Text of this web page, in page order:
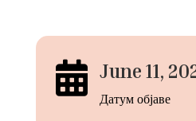
 June 11,
Датум објаве